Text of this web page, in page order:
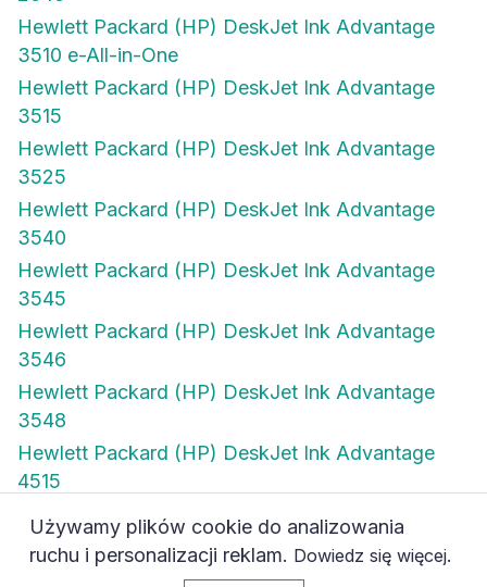
0
Hewlett Packard (HP) DeskJet Ink Advantage
3510 e-All-in-One
Hewlett Packard (HP) DeskJet Ink Advantage
3515
Hewlett Packard (HP) DeskJet Ink Advantage
3525
Hewlett Packard (HP) DeskJet Ink Advantage
3540
Hewlett Packard (HP) DeskJet Ink Advantage
3545
Hewlett Packard (HP) DeskJet Ink Advantage
3546
Hewlett Packard (HP) DeskJet Ink Advantage
3548
Hewlett Packard (HP) DeskJet Ink Advantage
4515
Hewlett Packard (HP) DeskJet Ink Advantage
4615
Hewlett Packard (HP) DeskJet Ink Advantage
Używamy plików cookie do analizowania
ruchu i personalizacji reklam.Dowiedz się więcej.
Akceptuję